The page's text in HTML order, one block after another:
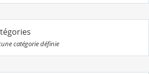
catégorie définie